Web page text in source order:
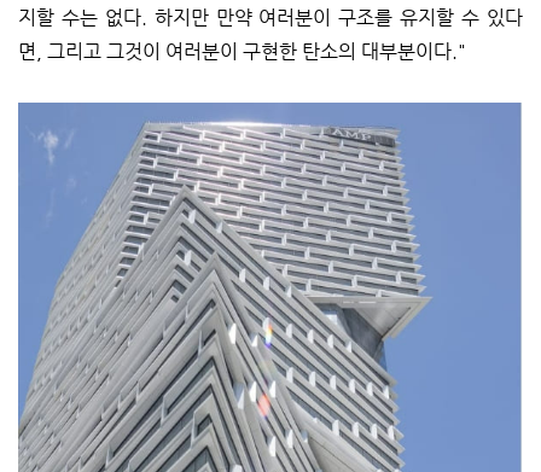
지할 수는 없다. 하지만 만약 여러분이 구조를 유지할 수 있다
면, 그리고 그것이 여러분이 구현한 탄소의 대부분이다."